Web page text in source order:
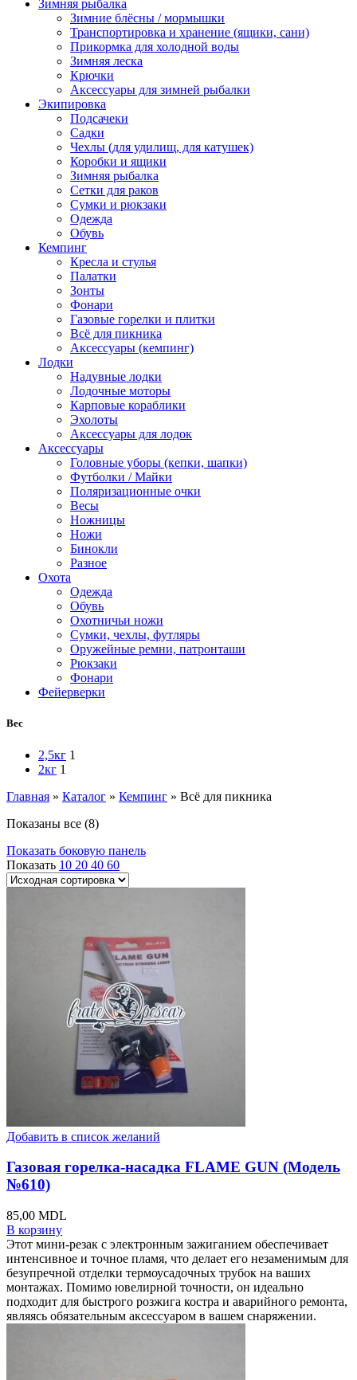
Зимняя рыбалка
Зимние блёсны / мормышки
Транспортировка и хранение (ящики, сани)
Прикормка для холодной воды
Зимняя леска
Крючки
Аксессуары для зимней рыбалки
Экипировка
Подсачеки
Садки
Чехлы (для удилищ, для катушек)
Коробки и ящики
Зимняя рыбалка
Сетки для раков
Сумки и рюкзаки
Одежда
Обувь
Кемпинг
Кресла и стулья
Палатки
Зонты
Фонари
Газовые горелки и плитки
Всё для пикника
Аксессуары (кемпинг)
Лодки
Надувные лодки
Лодочные моторы
Карповые кораблики
Эхолоты
Аксессуары для лодок
Аксессуары
Головные уборы (кепки, шапки)
Футболки / Майки
Поляризационные очки
Весы
Ножницы
Ножи
Бинокли
Разное
Охота
Одежда
Обувь
Охотничьи ножи
Сумки, чехлы, футляры
Оружейные ремни, патронташи
Рюкзаки
Фонари
Фейерверки
Вес
2,5кг 1
2кг 1
Главная » Каталог » Кемпинг » Всё для пикника
Показаны все (8)
Показать боковую панель
Показать 10 20 40 60
Добавить в список желаний
Газовая горелка-насадка FLAME GUN (Модель
№610)
85,00 MDL
В корзину
Этот мини-резак с электронным зажиганием обеспечивает
интенсивное и точное пламя, что делает его незаменимым для
безупречной отделки термоусадочных трубок на ваших
монтажах. Помимо ювелирной точности, он идеально
подходит для быстрого розжига костра и аварийного ремонта,
являясь обязательным аксессуаром в вашем снаряжении.